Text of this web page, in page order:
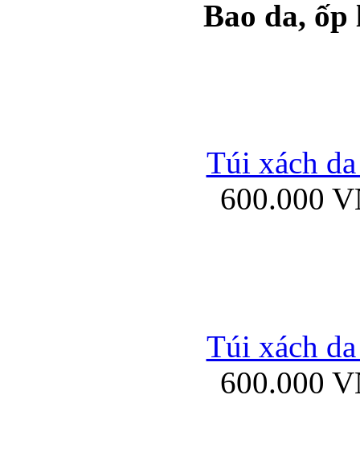
Ốp lưng silicon
Ốp lưng Samsung
Bao da,
Túi xách
600.000
Túi xách
600.000